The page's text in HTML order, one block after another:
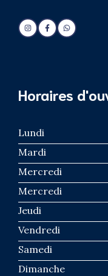
Horaires
Lundi
Mardi
Mercredi
Mercredi
Jeudi
Vendredi
Samedi
Dimanche